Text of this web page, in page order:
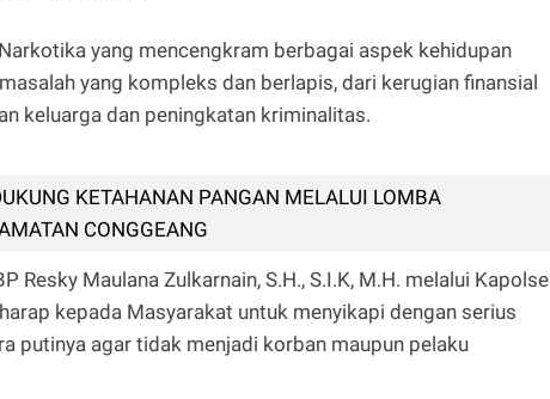
yang mencengkram berbagai aspek kehidupan
yang kompleks dan berlapis, dari kerugian finansial
keluarga dan peningkatan kriminalitas.
KETAHANAN PANGAN MELALUI LOMBA
CONGGEANG
Resky Maulana Zulkarnain, S.H., S.I.K, M.H. melalui
kepada Masyarakat untuk menyikapi dengan serius
putinya agar tidak menjadi korban maupun pelaku